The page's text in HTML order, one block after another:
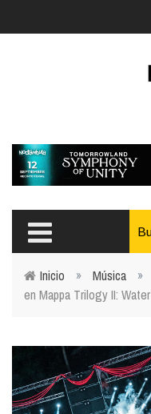
Usted está aquí
Inicio » Música »
en Mappa Trilogy II: Water